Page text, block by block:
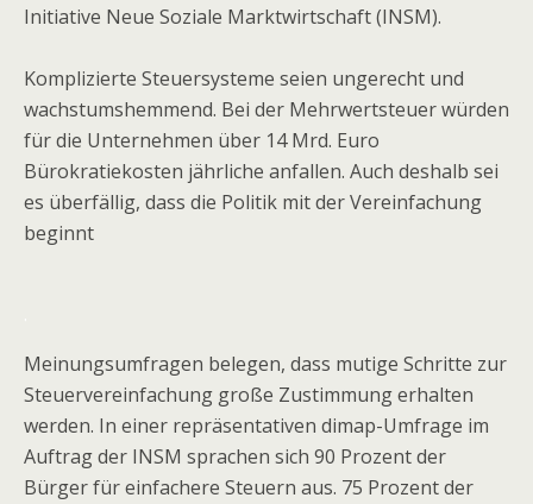
Initiative Neue Soziale Marktwirtschaft (INSM).
Komplizierte Steuersysteme seien ungerecht und
wachstumshemmend. Bei der Mehrwertsteuer würden
für die Unternehmen über 14 Mrd. Euro
Bürokratiekosten jährliche anfallen. Auch deshalb sei
es überfällig, dass die Politik mit der Vereinfachung
beginnt
Meinungsumfragen belegen, dass mutige Schritte zur
Steuervereinfachung große Zustimmung erhalten
werden. In einer repräsentativen dimap-Umfrage im
Auftrag der INSM sprachen sich 90 Prozent der
Bürger für einfachere Steuern aus. 75 Prozent der